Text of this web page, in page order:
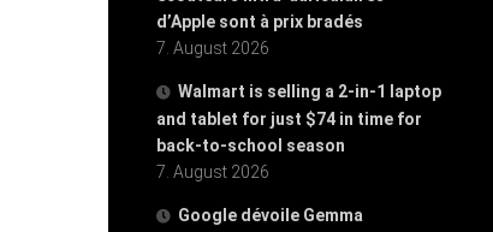
d’Apple sont à prix bradés
7. August 2026
Walmart is selling a 2-in-1 laptop
and tablet for just $74 in time for
back-to-school season
7. August 2026
Google dévoile Gemma